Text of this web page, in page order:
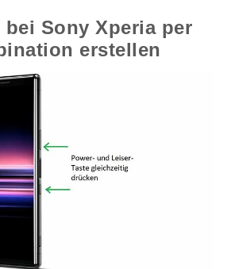
bei Sony Xperia per
erstellen